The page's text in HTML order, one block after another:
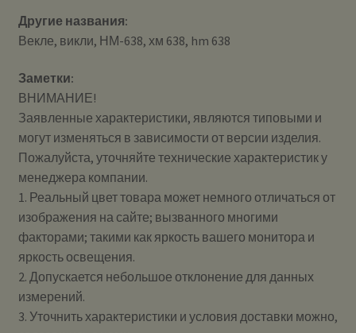
Другие названия:
Векле, викли, НМ-638, хм 638, hm 638
Заметки:
ВНИМАНИЕ!
Заявленные характеристики, являются типовыми и
могут изменяться в зависимости от версии изделия.
Пожалуйста, уточняйте технические характеристик у
менеджера компании.
1. Реальный цвет товара может немного отличаться от
изображения на сайте; вызванного многими
факторами; такими как яркость вашего монитора и
яркость освещения.
2. Допускается небольшое отклонение для данных
измерений.
3. Уточнить характеристики и условия доставки можно,